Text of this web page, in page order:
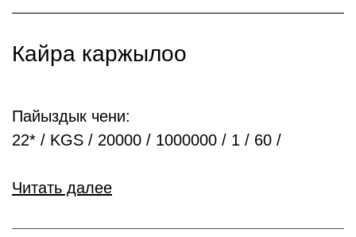
Кайра каржылоо
Пайыздык чени:
22* / KGS / 20000 / 1000000 / 1 / 60 /
Читать далее